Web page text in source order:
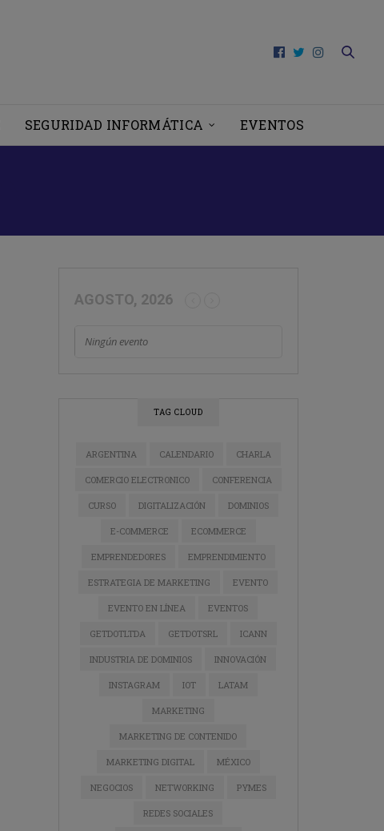
SEGURIDAD INFORMÁTICA EVENTOS
AGOSTO, 2026
Ningún evento
TAG CLOUD
ARGENTINA CALENDARIO CHARLA
COMERCIO ELECTRONICO CONFERENCIA
CURSO DIGITALIZACIÓN DOMINIOS
E-COMMERCE ECOMMERCE
EMPRENDEDORES EMPRENDIMIENTO
ESTRATEGIA DE MARKETING EVENTO
EVENTO EN LÍNEA EVENTOS
GETDOTLTDA GETDOTSRL ICANN
INDUSTRIA DE DOMINIOS INNOVACIÓN
INSTAGRAM IOT LATAM
MARKETING
MARKETING DE CONTENIDO
MARKETING DIGITAL MÉXICO
NEGOCIOS NETWORKING PYMES
REDES SOCIALES